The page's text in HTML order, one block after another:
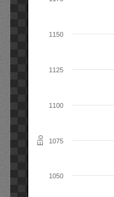
Elo
1050
1075
1100
1125
1150